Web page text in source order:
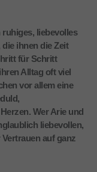
liebevolles
ihnen die Zeit
für Schritt
Alltag oft viel
vor allem eine
Wer Arie und
liebevollen,
auf ganz